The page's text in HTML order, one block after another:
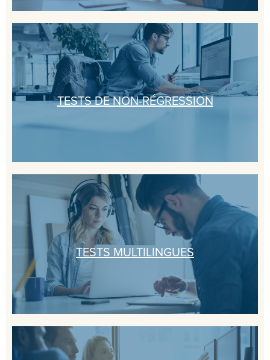
TESTS DE NON-RÉGRESSION
TESTS MULTILINGUES